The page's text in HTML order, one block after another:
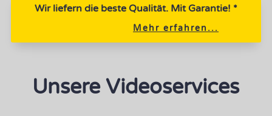
Wir liefern die beste Qualität. Mit Garantie! *
Mehr erfahren...
Unsere Videoservices